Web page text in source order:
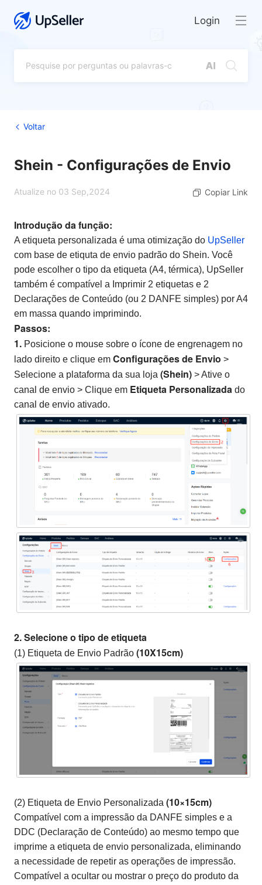
Login
Voltar
Shein - Configurações de Envio
Atualize no 03 Sep,2024 Copiar Link
Introdução da função:
A etiqueta personalizada é uma otimização do UpSeller
com base de etiquta de envio padrão do Shein. Você
pode escolher o tipo da etiqueta (A4, térmica), UpSeller
também é compatível a Imprimir 2 etiquetas e 2
Declarações de Conteúdo (ou 2 DANFE simples) por A4
em massa quando imprimindo.
Passos:
1. Posicione o mouse sobre o ícone de engrenagem no
lado direito e clique em Configurações de Envio >
Selecione a plataforma da sua loja (Shein) > Ative o
canal de envio > Clique em Etiqueta Personalizada do
canal de envio ativado.
2. Selecione o tipo de etiqueta
(1) Etiqueta de Envio Padrão (10X15cm)
(2) Etiqueta de Envio Personalizada (10×15cm)
Compatível com a impressão da DANFE simples e a
DDC (Declaração de Conteúdo) ao mesmo tempo que
imprime a etiqueta de envio personalizada, eliminando
a necessidade de repetir as operações de impressão.
Compatível a ocultar ou mostrar o preço do produto da